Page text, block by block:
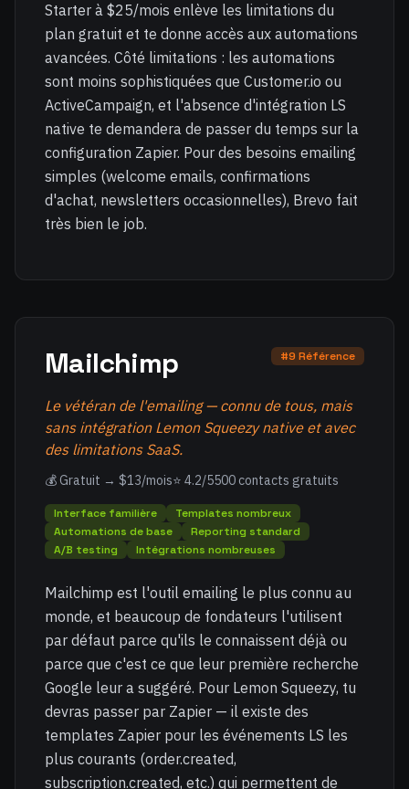
Starter à $25/mois enlève les limitations du
plan gratuit et te donne accès aux automations
avancées. Côté limitations : les automations
sont moins sophistiquées que Customer.io ou
ActiveCampaign, et l'absence d'intégration LS
native te demandera de passer du temps sur la
configuration Zapier. Pour des besoins emailing
simples (welcome emails, confirmations
d'achat, newsletters occasionnelles), Brevo fait
très bien le job.
Mailchimp #9 Référence
Le vétéran de l'emailing — connu de tous, mais
sans intégration Lemon Squeezy native et avec
des limitations SaaS.
💰 Gratuit → $13/mois⭐ 4.2/5500 contacts gratuits
Interface familière
Templates nombreux
Automations de base
Reporting standard
A/B testing
Intégrations nombreuses
Mailchimp est l'outil emailing le plus connu au
monde, et beaucoup de fondateurs l'utilisent
par défaut parce qu'ils le connaissent déjà ou
parce que c'est ce que leur première recherche
Google leur a suggéré. Pour Lemon Squeezy, tu
devras passer par Zapier — il existe des
templates Zapier pour les événements LS les
plus courants (order.created,
subscription.created, etc.) qui permettent de